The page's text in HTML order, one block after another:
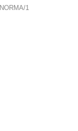
1